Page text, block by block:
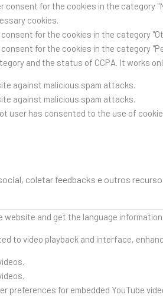
consent for the cookies in the category
cookies.
for the cookies in the category
for the cookies in the category
and the status of CCPA. It works
against malicious spam attacks.
against malicious spam attacks.
user has consented to the use of
coletar feedbacks e outros
and get the language information
to video playback and interface,
preferences for embedded YouTube